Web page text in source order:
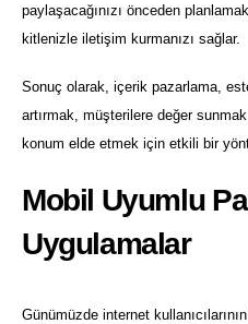
paylaşacağınızı önceden
kitlenizle iletişim kurmanızı sağlar.
Sonuç olarak, içerik pazarlama,
artırmak, müşterilere değer
konum elde etmek için etkili bir
Mobil Uyumlu
Uygulamalar
Günümüzde internet